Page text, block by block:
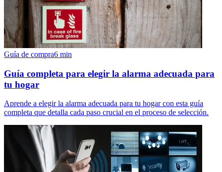
Guía de compra6 min
Guía completa para elegir la alarma adecuada para
tu hogar
Aprende a elegir la alarma adecuada para tu hogar con esta guía
completa que detalla cada paso crucial en el proceso de selección.